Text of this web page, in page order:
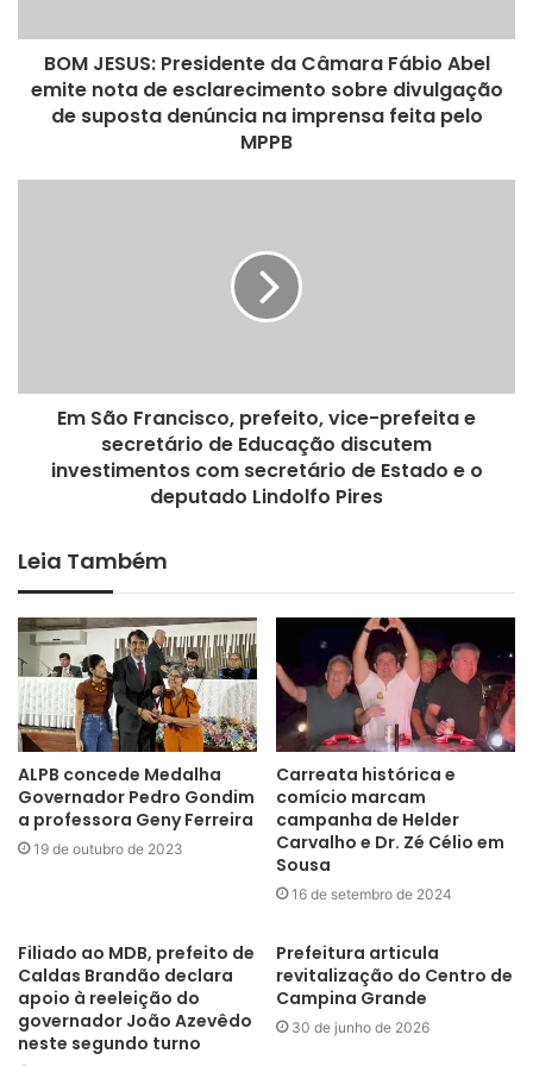
BOM JESUS: Presidente da Câmara Fábio Abel
emite nota de esclarecimento sobre divulgação
de suposta denúncia na imprensa feita pelo
MPPB
Em São Francisco, prefeito, vice-prefeita e
secretário de Educação discutem
investimentos com secretário de Estado e o
deputado Lindolfo Pires
Leia Também
ALPB concede Medalha
Governador Pedro Gondim
a professora Geny Ferreira
19 de outubro de 2023
Carreata histórica e
comício marcam
campanha de Helder
Carvalho e Dr. Zé Célio em
Sousa
16 de setembro de 2024
Filiado ao MDB, prefeito de
Caldas Brandão declara
apoio à reeleição do
governador João Azevêdo
neste segundo turno
Prefeitura articula
revitalização do Centro de
Campina Grande
30 de junho de 2026